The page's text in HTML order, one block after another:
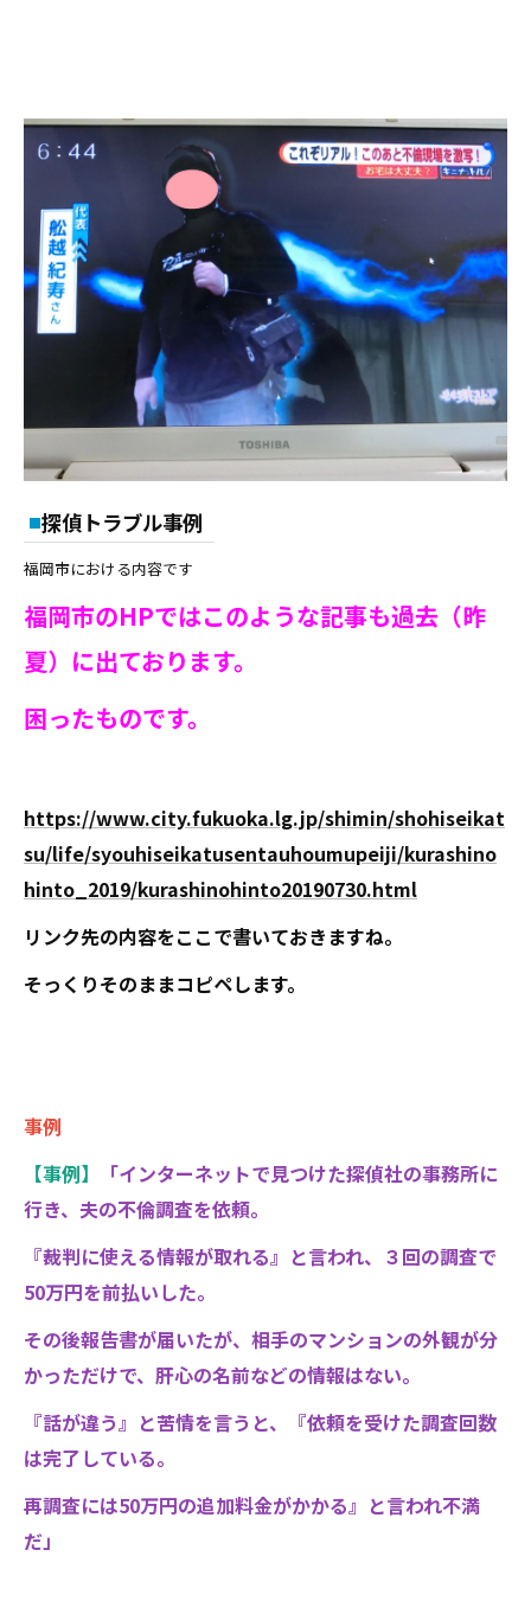
探偵トラブル事例
福岡市における内容です
福岡市のHPではこのような記事も過去（昨
夏）に出ております。
困ったものです。
https://www.city.fukuoka.lg.jp/shimin/shohiseikat
su/life/syouhiseikatusentauhoumupeiji/kurashino
hinto_2019/kurashinohinto20190730.html
リンク先の内容をここで書いておきますね。
そっくりそのままコピペします。
事例
【事例】
「インターネットで見つけた探偵社の事務所に
行き、夫の不倫調査を依頼。
『裁判に使える情報が取れる』と言われ、３回の調査で
50万円を前払いした。
その後報告書が届いたが、相手のマンションの外観が分
かっただけで、肝心の名前などの情報はない。
『話が違う』と苦情を言うと、『依頼を受けた調査回数
は完了している。
再調査には50万円の追加料金がかかる』と言われ不満
だ」